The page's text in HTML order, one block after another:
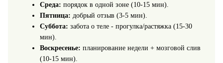
Среда: порядок в одной зоне (10-15 мин).
Пятница: добрый отзыв (3-5 мин).
Суббота: забота о теле - прогулка/растяжка (15-30
мин).
Воскресенье: планирование недели + мозговой слив
(10-15 мин).